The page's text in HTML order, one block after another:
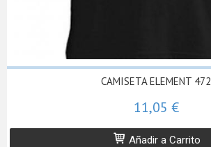
CAMISETA ELEMENT 472
11,05 €
Añadir a Carrito